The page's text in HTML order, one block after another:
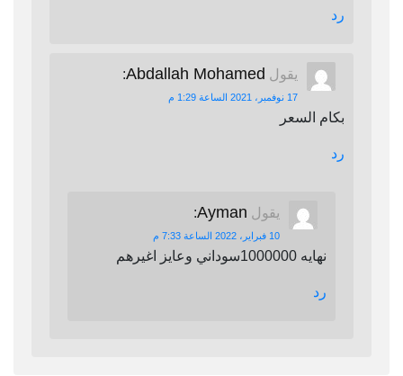
رد
يقول Abdallah Mohamed
:
17 نوفمبر، 2021 الساعة 1:29 م
بكام السعر
رد
يقول Ayman
:
10 فبراير، 2022 الساعة 7:33 م
نهايه 1000000سوداني وعايز اغيرهم
رد